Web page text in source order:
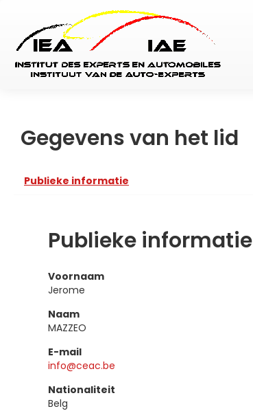
Gegevens van het lid
Publieke informatie
Publieke informatie
Voornaam
Jerome
Naam
MAZZEO
E-mail
info@ceac.be
Nationaliteit
Belg